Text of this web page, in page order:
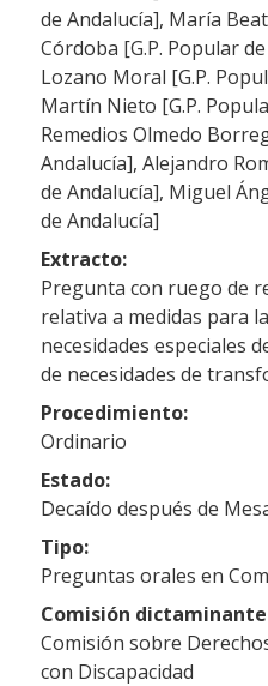
de Andalucía], María
Córdoba [G.P. Popular
Lozano Moral [G.P.
Martín Nieto [G.P.
Remedios Olmedo
Andalucía], Alejandro
de Andalucía], Miguel
de Andalucía]
Extracto:
Pregunta con ruego de
relativa a medidas para
necesidades especiales
de necesidades de
Procedimiento:
Ordinario
Estado:
Decaído después de
Tipo:
Preguntas orales en
Comisión
Comisión sobre
con Discapacidad